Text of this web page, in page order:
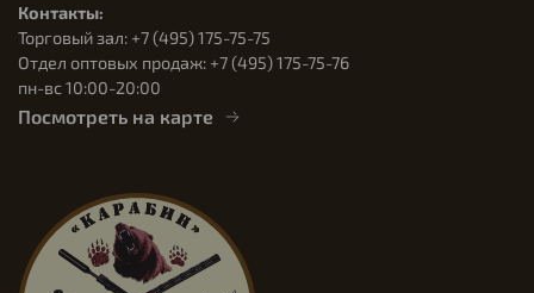
Контакты:
Торговый зал: +7 (495) 175-75-75
Отдел оптовых продаж: +7 (495) 175-75-76
пн-вс 10:00-20:00
Посмотреть на карте